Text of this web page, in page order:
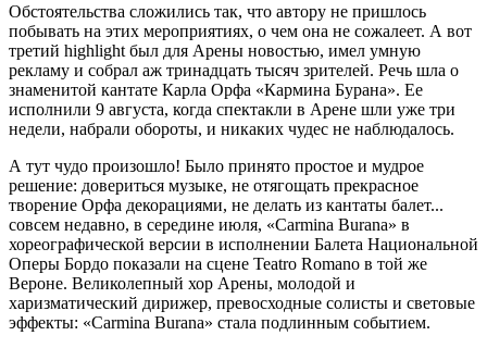
Обстоятельства сложились так, что автору не пришлось
побывать на этих мероприятиях, о чем она не сожалеет. А вот
третий highlight был для Арены новостью, имел умную
рекламу и собрал аж тринадцать тысяч зрителей. Речь шла о
знаменитой кантате Карла Орфа «Кармина Бурана». Ее
исполнили 9 августа, когда спектакли в Арене шли уже три
недели, набрали обороты, и никаких чудес не наблюдалось.
А тут чудо произошло! Было принято простое и мудрое
решение: довериться музыке, не отягощать прекрасное
творение Орфа декорациями, не делать из кантаты балет...
совсем недавно, в середине июля, «Carmina Burana» в
хореографической версии в исполнении Балета Национальной
Оперы Бордо показали на сцене Teatro Romano в той же
Вероне. Великолепный хор Арены, молодой и
харизматический дирижер, превосходные солисты и световые
эффекты: «Carmina Burana» стала подлинным событием.